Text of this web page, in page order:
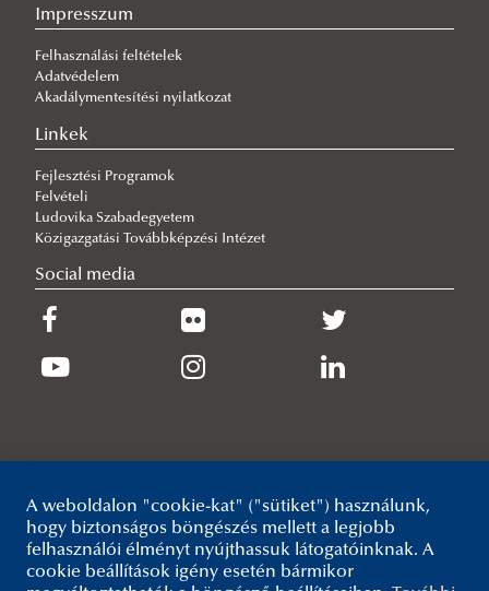
Impresszum
Felhasználási feltételek
Adatvédelem
Akadálymentesítési nyilatkozat
Linkek
Fejlesztési Programok
Felvételi
Ludovika Szabadegyetem
Közigazgatási Továbbképzési Intézet
Social media
A weboldalon "cookie-kat" ("sütiket") használunk,
hogy biztonságos böngészés mellett a legjobb
felhasználói élményt nyújthassuk látogatóinknak. A
cookie beállítások igény esetén bármikor